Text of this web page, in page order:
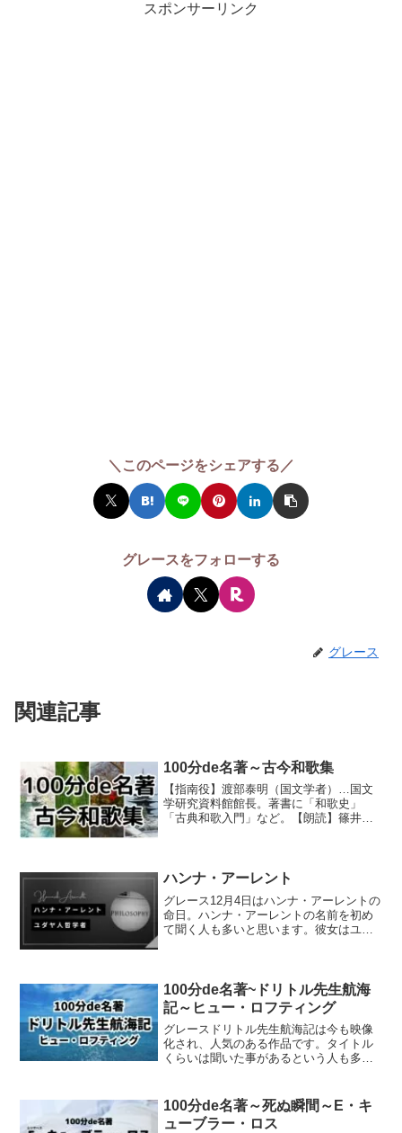
スポンサーリンク
＼このページをシェアする／
グレースをフォローする
グレース
関連記事
100分de名著～古今和歌集
【指南役】渡部泰明（国文学者）…国文
学研究資料館館長。著書に「和歌史」
「古典和歌入門」など。【朗読】篠井英
すびし水のこ...
ハンナ・アーレント
グレース12月4日はハンナ・アーレントの
命日。ハンナ・アーレントの名前を初め
て聞く人も多いと思います。彼女はユダ
20...
100分de名著~ドリトル先生航海
記～ヒュー・ロフティング
グレースドリトル先生航海記は今も映像
化され、人気のある作品です。タイトル
くらいは聞いた事があるという人も多い
す。普通に動物をコミュニケーションを
とる先生に夢中になった人...
100分de名著～死ぬ瞬間～E・キ
ューブラー・ロス